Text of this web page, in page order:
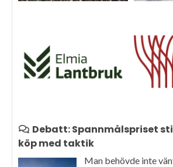
Debatt: Spannmålspriset
köp med taktik
Man behövde inte